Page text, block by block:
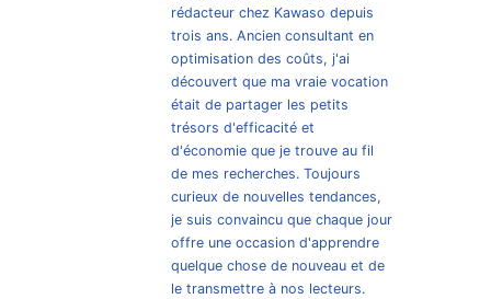
rédacteur chez Kawaso depuis
trois ans. Ancien consultant en
optimisation des coûts, j'ai
découvert que ma vraie vocation
était de partager les petits
trésors d'efficacité et
d'économie que je trouve au fil
de mes recherches. Toujours
curieux de nouvelles tendances,
je suis convaincu que chaque jour
offre une occasion d'apprendre
quelque chose de nouveau et de
le transmettre à nos lecteurs.